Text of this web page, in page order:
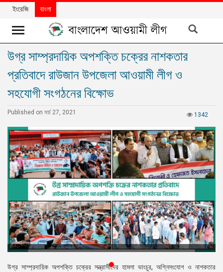
খবর
দলের
নিবন্ধ
বিশেষ
প্রতিবেদন
মতামত
নিউজলেটার
প্রেস
রিলিজ
প্রকাশনা
ইংরেজি বাংলা
উগ্র সাম্প্রদায়িক অপশক্তি চক্রের নাশকতার
প্রতিবাদে রাউজান উপজেলা আওয়ামী লীগ ও
সহযোগী সংগঠনের বিক্ষোভ
1342
Published on মার্চ 27, 2021
উগ্র সাম্প্রদায়িক অপশক্তি চক্রের সন্ত্রাসীদের হামলা ভাংচুর, অগ্নিসংযোগ ও নাশকতার